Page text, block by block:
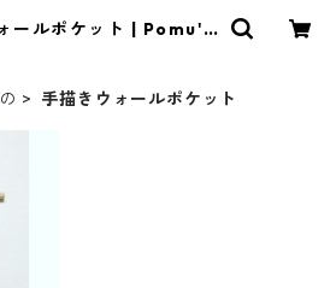
ールポケット | Pomu's
手描きウォールポケット